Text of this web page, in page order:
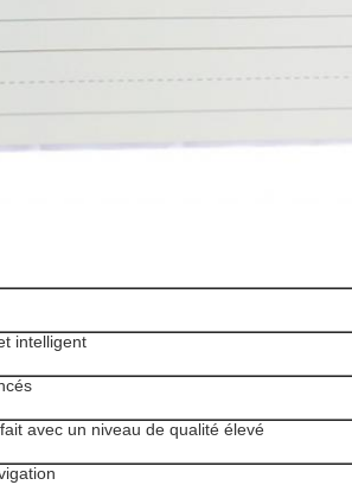
intelligent
avec un niveau de qualité élevé